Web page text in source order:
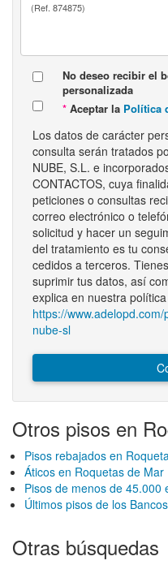
No deseo recibir el
personalizada
Aceptar la Política
Los datos de carácter
consulta serán tratados
NUBE, S.L. e
CONTACTOS, cuya
peticiones o consultas
correo electrónico o
solicitud y hacer un
del tratamiento es tu
cedidos a terceros.
suprimir tus datos, así
explica en nuestra
https://
nube-sl
Otros pisos en
Pisos rebajados en
Áticos en Roquetas de Mar
Pisos de menos de 45.000
Últimos pisos de los
Otras búsquedas